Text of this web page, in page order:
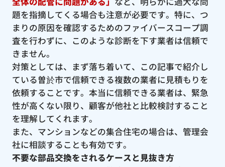
題を指摘してくる場合も注意が必要です。特に、つ
まりの原因を確認するためのファイバースコープ調
査を行わずに、このような診断を下す業者は信頼で
きません。
対策としては、まず落ち着いて、この記事で紹介し
ている曽於市で信頼できる複数の業者に見積もりを
依頼することです。本当に信頼できる業者は、緊急
性が高くない限り、顧客が他社と比較検討すること
を理解してくれます。
また、マンションなどの集合住宅の場合は、管理会
社に相談することも有効です。
不要な部品交換をされるケースと見抜き方